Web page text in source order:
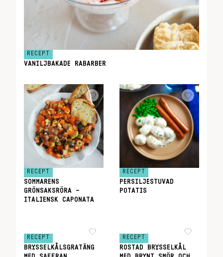
RECEPT
VANILJBAKADE RABARBER
RECEPT
SOMMARENS
GRÖNSAKSRÖRA –
ITALIENSK CAPONATA
RECEPT
PERSILJESTUVAD
POTATIS
RECEPT
BRYSSELKÅLSGRATÄNG
RECEPT
ROSTAD BRYSSELKÅL